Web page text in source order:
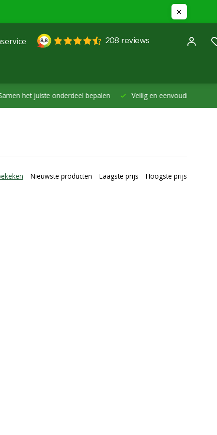
juiste onderdeel bepalen Veilig en eenvoudig betalen -
Nieuwste producten Laagste prijs Hoogste prijs